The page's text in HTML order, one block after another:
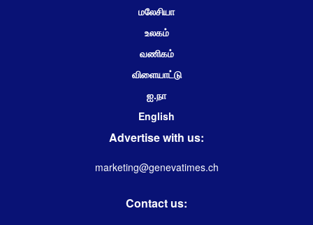
மலேசியா
உலகம்
வணிகம்
விளையாட்டு
ஐ.நா
English
Advertise with us:
marketing@genevatimes.ch
Contact us: